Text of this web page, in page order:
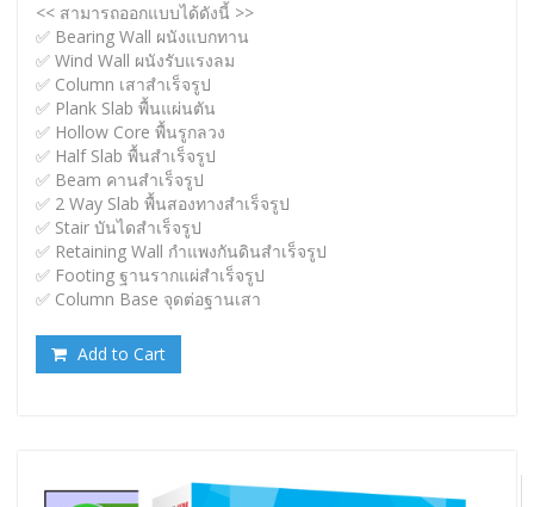
<< สามารถออกแบบได้ดังนี้ >>
✅ Bearing Wall ผนังแบกทาน
✅ Wind Wall ผนังรับแรงลม
✅ Column เสาสำเร็จรูป
✅ Plank Slab พื้นแผ่นตัน
✅ Hollow Core พื้นรูกลวง
✅ Half Slab พื้นสำเร็จรูป
✅ Beam คานสำเร็จรูป
✅ 2 Way Slab พื้นสองทางสำเร็จรูป
✅ Stair บันไดสำเร็จรูป
✅ Retaining Wall กำแพงกันดินสำเร็จรูป
✅ Footing ฐานรากแผ่สำเร็จรูป
✅ Column Base จุดต่อฐานเสา
Add to Cart